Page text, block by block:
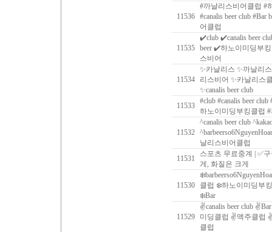
11536
#까날리스비어클럽 #
#‍canalis beer club
어클럽
11535
✔️club ✔️canalis beer
beer ✔️하노이미딩부
스비어
11534
✨카날리스 ✨까날리
리스비어 ✨카날리스클
✨canalis beer club
11533
#club #canalis beer club
하노이미딩부킹클럽
11532
^canalis beer club
날리스비어클럽
11531
스포츠 무료중계 | ✅
게, 화질은 크게
11530
클럽 ❄️하노이미딩부
❄️Bar
11529
✌canalis beer club
미딩클럽 ✌맥주클럽
클럽